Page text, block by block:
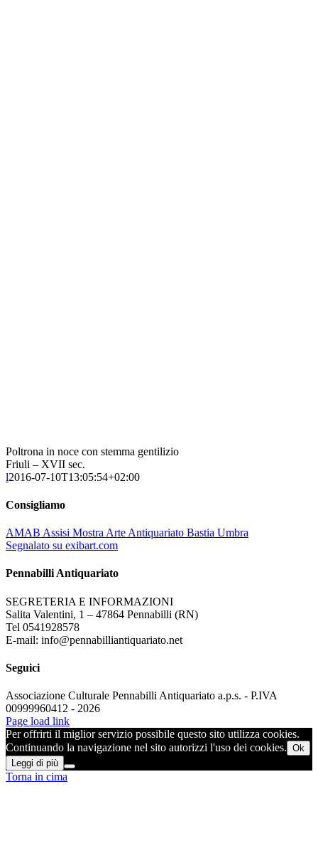
Poltrona in noce con stemma gentilizio
Friuli – XVII sec.
l2016-07-10T13:05:54+02:00
Consigliamo
AMAB Assisi Mostra Arte Antiquariato Bastia Umbra
Segnalato su exibart.com
Pennabilli Antiquariato
SEGRETERIA E INFORMAZIONI
Salita Valentini, 1 – 47864 Pennabilli (RN)
Tel 0541928578
E-mail: info@pennabilliantiquariato.net
Seguici
Associazione Culturale Pennabilli Antiquariato a.p.s. - P.IVA
00999960412 - 2026
Page load link
Per offrirti il miglior servizio possibile questo sito utilizza cookies.
Continuando la navigazione nel sito autorizzi l'uso dei cookies. Ok
Leggi di più
Torna in cima